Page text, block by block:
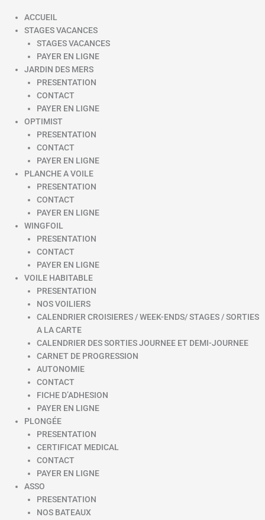
ACCUEIL
STAGES VACANCES
STAGES VACANCES
PAYER EN LIGNE
JARDIN DES MERS
PRESENTATION
CONTACT
PAYER EN LIGNE
OPTIMIST
PRESENTATION
CONTACT
PAYER EN LIGNE
PLANCHE A VOILE
PRESENTATION
CONTACT
PAYER EN LIGNE
WINGFOIL
PRESENTATION
CONTACT
PAYER EN LIGNE
VOILE HABITABLE
PRESENTATION
NOS VOILIERS
CALENDRIER CROISIERES / WEEK-ENDS/ STAGES / SORTIES
A LA CARTE
CALENDRIER DES SORTIES JOURNEE ET DEMI-JOURNEE
CARNET DE PROGRESSION
AUTONOMIE
CONTACT
FICHE D’ADHESION
PAYER EN LIGNE
PLONGÉE
PRESENTATION
CERTIFICAT MEDICAL
CONTACT
PAYER EN LIGNE
ASSO
PRESENTATION
NOS BATEAUX